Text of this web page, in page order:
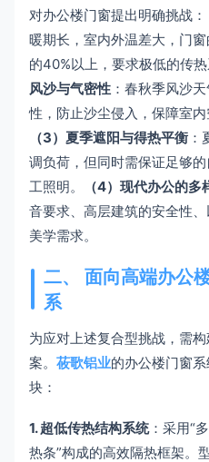
对办公楼门窗提出明确挑战：
暖期长，室内外温差大，门
的40%以上，要求极低的传热
风沙与气密性 ：春秋季风沙
性，防止沙尘侵入，保障室内
（3）夏季遮阳与得热平衡
调负荷，但同时需保证足够
工照明。
（4）现代办公的多
音要求、高层建筑的安全性
美学需求。
二、 面向高端办公
系
为应对上述复合型挑战，需
案。 莜歌铝业的办公楼门窗
块：
1. 超低传热结构系统：采用“
热条”构成的高效隔热框架。